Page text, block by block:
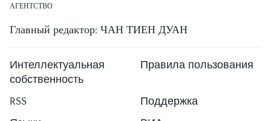
АГЕНТСТВО
Главный редактор: ЧАН ТИЕН ДУАН
Интеллектуальная
собственность
Правила пользования
RSS
Поддержка